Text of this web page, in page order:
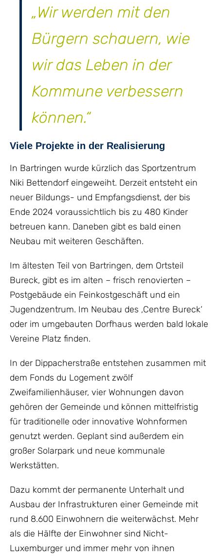
„Wir werden mit den
Bürgern schauern, wie
wir das Leben in der
Kommune verbessern
können.“
Viele Projekte in der Realisierung
In Bartringen wurde kürzlich das Sportzentrum
Niki Bettendorf eingeweiht. Derzeit entsteht ein
neuer Bildungs- und Empfangsdienst, der bis
Ende 2024 voraussichtlich bis zu 480 Kinder
betreuen kann. Daneben gibt es bald einen
Neubau mit weiteren Geschäften.
Im ältesten Teil von Bartringen, dem Ortsteil
Bureck, gibt es im alten – frisch renovierten –
Postgebäude ein Feinkostgeschäft und ein
Jugendzentrum. Im Neubau des ‚Centre Bureck‘
oder im umgebauten Dorfhaus werden bald lokale
Vereine Platz finden.
In der Dippacherstraße entstehen zusammen mit
dem Fonds du Logement zwölf
Zweifamilienhäuser, vier Wohnungen davon
gehören der Gemeinde und können mittelfristig
für traditionelle oder innovative Wohnformen
genutzt werden. Geplant sind außerdem ein
großer Solarpark und neue kommunale
Werkstätten.
Dazu kommt der permanente Unterhalt und
Ausbau der Infrastrukturen einer Gemeinde mit
rund 8.600 Einwohnern die weiterwächst. Mehr
als die Hälfte der Einwohner sind Nicht-
Luxemburger und immer mehr von ihnen